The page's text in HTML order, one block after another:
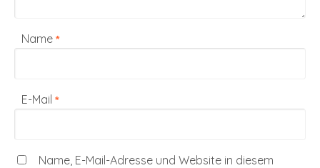
Name *
E-Mail *
Name, E-Mail-Adresse und Website in diesem